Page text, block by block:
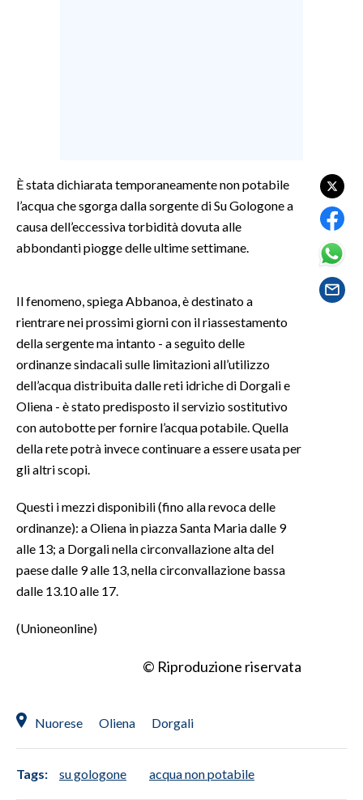
SPETTACOLI
GOSSIP
SARDEGNA TURISMO
SARDI NEL MONDO
NOTIZIE
EVENTI
#CARAUNIONE
INSULARITÀ
INFO AZIENDE
ABBONATI
STORE
È stata dichiarata temporaneamente non potabile
l’acqua che sgorga dalla sorgente di Su Gologone a
causa dell’eccessiva torbidità dovuta alle
abbondanti piogge delle ultime settimane.
Il fenomeno, spiega Abbanoa, è destinato a
rientrare nei prossimi giorni con il riassestamento
della sergente ma intanto - a seguito delle
ordinanze sindacali sulle limitazioni all’utilizzo
dell’acqua distribuita dalle reti idriche di Dorgali e
Oliena - è stato predisposto il servizio sostitutivo
con autobotte per fornire l’acqua potabile. Quella
della rete potrà invece continuare a essere usata per
gli altri scopi.
Questi i mezzi disponibili (fino alla revoca delle
ordinanze): a Oliena in piazza Santa Maria dalle 9
alle 13; a Dorgali nella circonvallazione alta del
paese dalle 9 alle 13, nella circonvallazione bassa
dalle 13.10 alle 17.
(Unioneonline)
© Riproduzione riservata
Nuorese Oliena Dorgali
Tags: su gologone acqua non potabile